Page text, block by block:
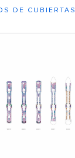
DE CUBIERTAS